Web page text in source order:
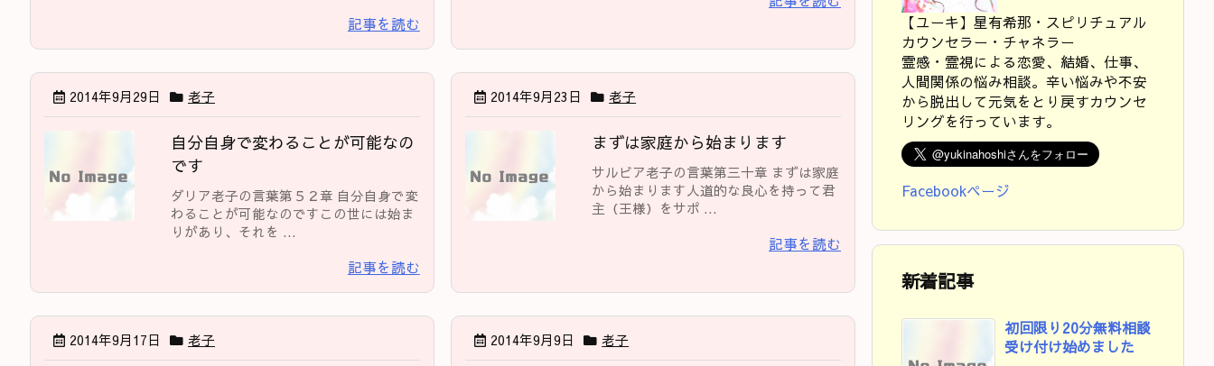
記事を読む
2014年9月29日 老子
自分自身で変わることが可能なの
です
ダリア老子の言葉第５２章 自分自身で変
わることが可能なのですこの世には始ま
りがあり、それを ...
記事を読む
2014年9月23日 老子
まずは家庭から始まります
サルビア老子の言葉第三十章 まずは家庭
から始まります人道的な良心を持って君
主（王様）をサポ ...
記事を読む
2014年9月17日 老子 2014年9月9日 老子
【ユーキ】星有希那・スピリチュアル
カウンセラー・チャネラー
霊感・霊視による恋愛、結婚、仕事、
人間関係の悩み相談。辛い悩みや不安
から脱出して元気をとり戻すカウンセ
リングを行っています。
Facebookページ
新着記事
初回限り20分無料相談
受け付け始めました